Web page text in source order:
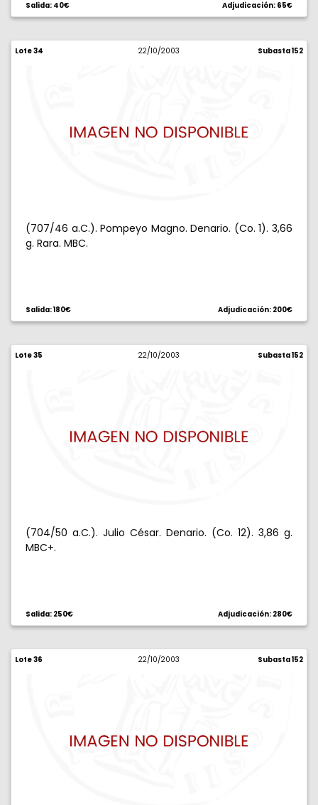
Salida: 40€ Adjudicación: 65€
Lote 34 22/10/2003 Subasta 152
(707/46 a.C.). Pompeyo Magno. Denario. (Co. 1). 3,66
g. Rara. MBC.
Salida: 180€ Adjudicación: 200€
Lote 35 22/10/2003 Subasta 152
(704/50 a.C.). Julio César. Denario. (Co. 12). 3,86 g.
MBC+.
Salida: 250€ Adjudicación: 280€
Lote 36 22/10/2003 Subasta 152